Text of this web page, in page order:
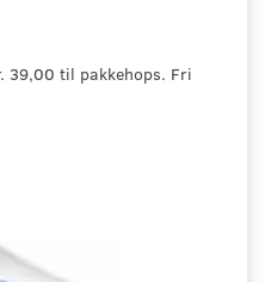
39,00 til pakkehops. Fri